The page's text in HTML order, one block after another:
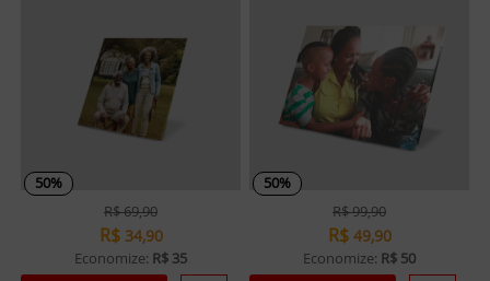
50%
R$69,90
R$ 34,90
Economize: R$ 35
50%
R$99,90
R$ 49,90
Economize: R$ 50